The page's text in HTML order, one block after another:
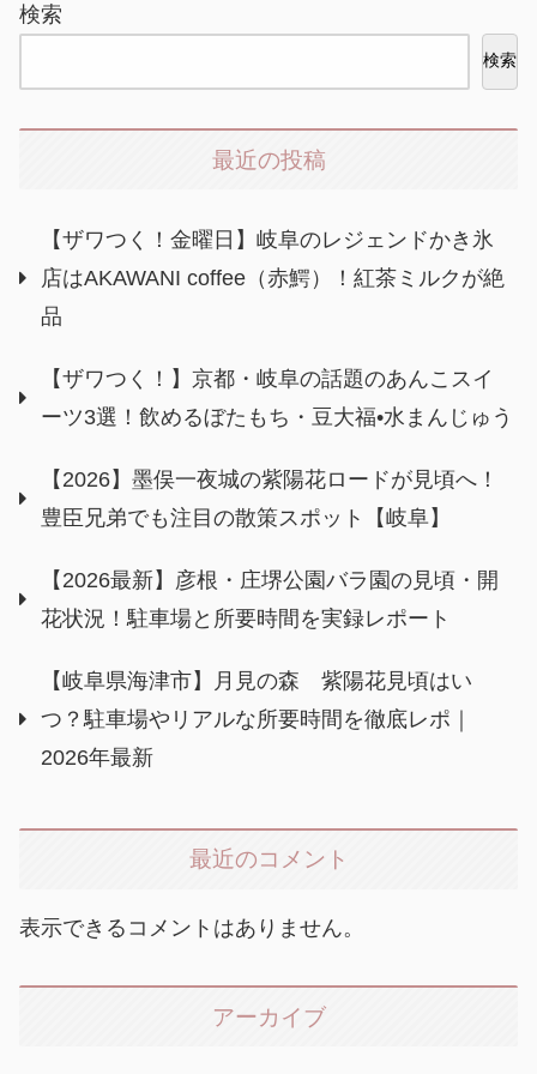
検索
検索
最近の投稿
【ザワつく！金曜日】岐阜のレジェンドかき氷
店はAKAWANI coffee（赤鰐）！紅茶ミルクが絶
品
【ザワつく！】京都・岐阜の話題のあんこスイ
ーツ3選！飲めるぼたもち・豆大福•水まんじゅう
【2026】墨俣一夜城の紫陽花ロードが見頃へ！
豊臣兄弟でも注目の散策スポット【岐阜】
【2026最新】彦根・庄堺公園バラ園の見頃・開
花状況！駐車場と所要時間を実録レポート
【岐阜県海津市】月見の森 紫陽花見頃はい
つ？駐車場やリアルな所要時間を徹底レポ｜
2026年最新
最近のコメント
表示できるコメントはありません。
アーカイブ